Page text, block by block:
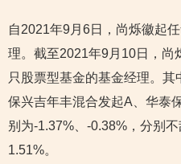
自2021年9月6日，尚烁徽起
理。截至2021年9月10日，尚
只股票型基金的基金经理。
保兴吉年丰混合发起A、华泰
别为-1.37%、-0.38%，分别
1.51%。